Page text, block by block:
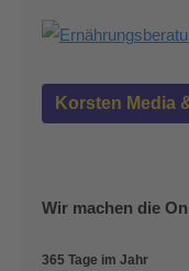
Korsten Media
Wir machen die
365 Tage im Jahr